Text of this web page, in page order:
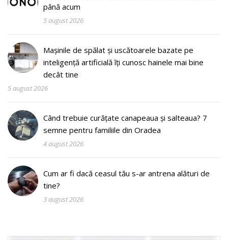
până acum
5 august 2026
Mașinile de spălat și uscătoarele bazate pe
inteligență artificială îți cunosc hainele mai bine
decât tine
5 august 2026
Când trebuie curățate canapeaua și salteaua? 7
semne pentru familiile din Oradea
4 august 2026
Cum ar fi dacă ceasul tău s-ar antrena alături de
tine?
3 august 2026